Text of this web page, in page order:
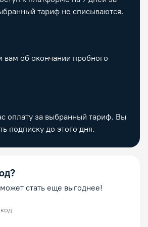
тариф не списываются.
об окончании пробного
оплату за выбранный тариф. Вы
подписку до этого дня.
стать еще выгоднее!